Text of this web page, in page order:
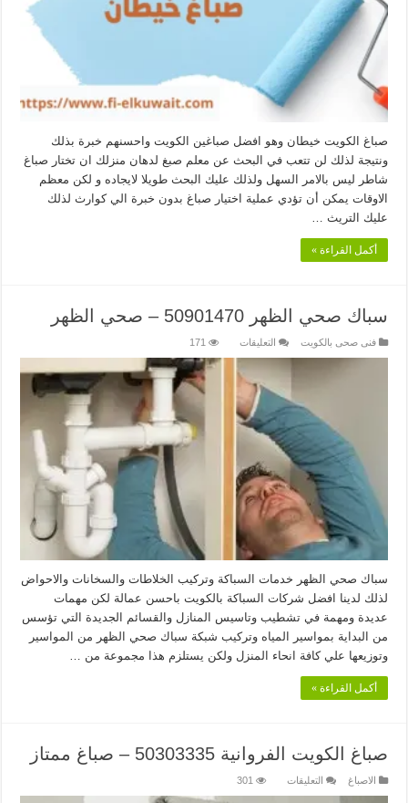
صباغ الكويت خيطان وهو افضل صباغين الكويت واحسنهم خبرة بذلك
ونتيجة لذلك لن تتعب في البحث عن معلم صبغ لدهان منزلك ان تختار صباغ
شاطر ليس بالامر السهل ولذلك عليك البحث طويلا لايجاده و لكن معظم
الاوقات يمكن أن تؤدي عملية اختيار صباغ بدون خبرة الي كوارث لذلك
عليك التريث …
أكمل القراءة »
سباك صحي الظهر 50901470 – صحي الظهر
فنى صحى بالكويت التعليقات
صحي
الظهر
50901470
صحي
الظهر
171
سباك صحي الظهر خدمات السباكة وتركيب الخلاطات والسخانات والاحواض
لذلك لدينا افضل شركات السباكة بالكويت باحسن عمالة لكن مهمات
عديدة ومهمة في تشطيب وتاسيس المنازل والقسائم الجديدة التي تؤسس
من البداية بمواسير المياه وتركيب شبكة سباك صحي الظهر من المواسير
وتوزيعها علي كافة انحاء المنزل ولكن يستلزم هذا مجموعة من …
أكمل القراءة »
صباغ الكويت الفروانية 50303335 – صباغ ممتاز
الاصباغ التعليقات 301